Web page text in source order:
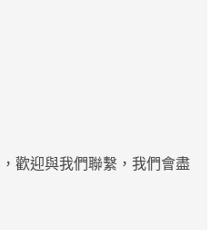
歡迎與我們聯繫，我們會盡